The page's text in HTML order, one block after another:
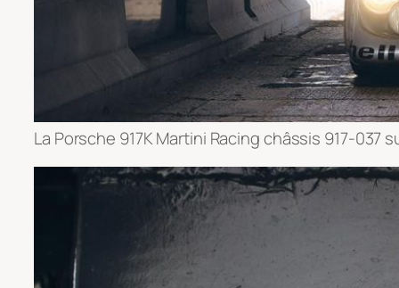
La Porsche 917K Martini Racing châssis 917-